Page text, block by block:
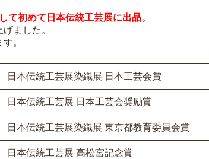
て初めて日本伝統工芸展に出品。
ました。
。
日本伝統工芸展染織展 日本工芸会賞
日本伝統工芸展 日本工芸会奨励賞
日本伝統工芸展染織展 東京都教育委員会賞
日本伝統工芸展 高松宮記念賞